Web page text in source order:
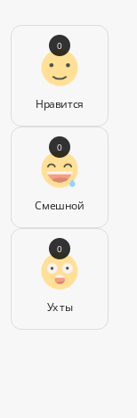
Нравится
0
Смешной
0
Ух ты
0